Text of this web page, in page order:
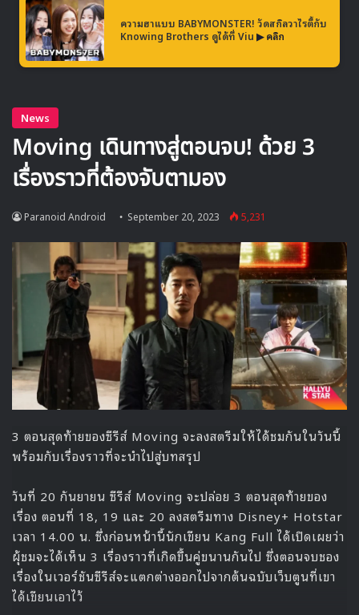
▶ คลิกดูสัมภาษณ์พิเศษ
BLACKPINK
ความฮาแบบ BABYMONSTER! วัดสกิลวาไรตี้กับ
Knowing Brothers ดูได้ที่ Viu ▶ คลิก